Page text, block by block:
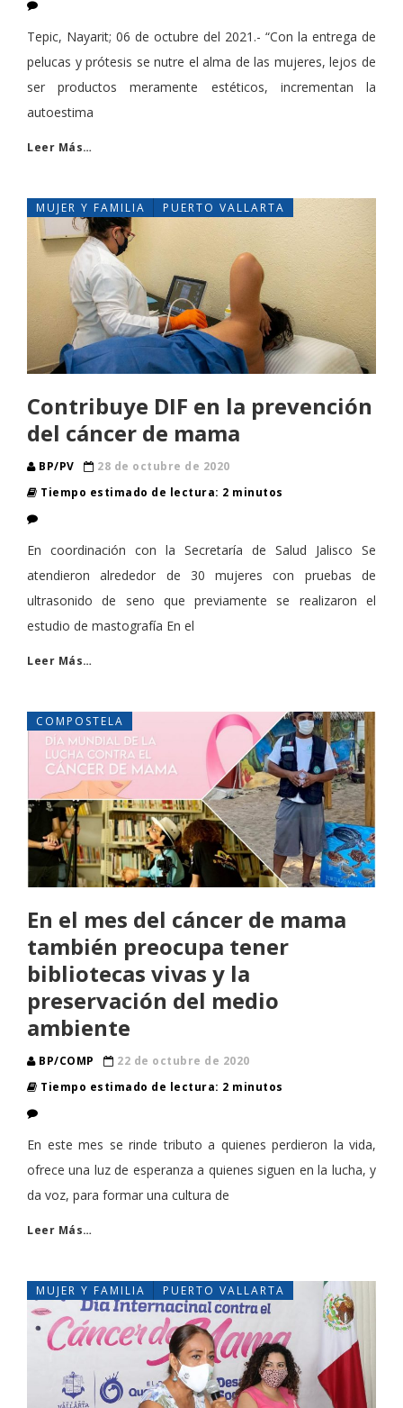
Tepic, Nayarit; 06 de octubre del 2021.- “Con la entrega de
pelucas y prótesis se nutre el alma de las mujeres, lejos de
ser productos meramente estéticos, incrementan la
autoestima
Leer Más…
MUJER Y FAMILIA PUERTO VALLARTA
Contribuye DIF en la prevención
del cáncer de mama
BP/PV
28 de octubre de 2020
Tiempo estimado de lectura: 2 minutos
En coordinación con la Secretaría de Salud Jalisco Se
atendieron alrededor de 30 mujeres con pruebas de
ultrasonido de seno que previamente se realizaron el
estudio de mastografía En el
Leer Más…
COMPOSTELA
En el mes del cáncer de mama
también preocupa tener
bibliotecas vivas y la
preservación del medio
ambiente
BP/COMP
22 de octubre de 2020
Tiempo estimado de lectura: 2 minutos
En este mes se rinde tributo a quienes perdieron la vida,
ofrece una luz de esperanza a quienes siguen en la lucha, y
da voz, para formar una cultura de
Leer Más…
MUJER Y FAMILIA PUERTO VALLARTA